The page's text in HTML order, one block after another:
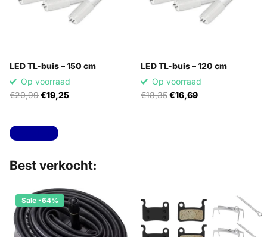
LED TL-buis – 150 cm
Op voorraad
€20,99€19,25
LED TL-buis – 120 cm
Op voorraad
€18,35€16,69
Toon alles
Best verkocht:
Sale -64%